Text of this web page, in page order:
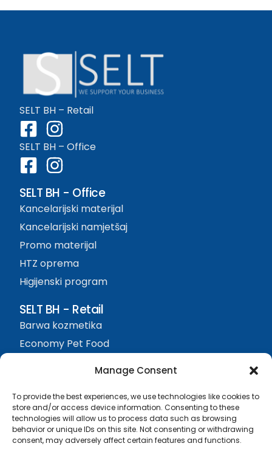
Manage Consent
To provide the best experiences, we use technologies like cookies to
store and/or access device information. Consenting to these
technologies will allow us to process data such as browsing
behavior or unique IDs on this site. Not consenting or withdrawing
consent, may adversely affect certain features and functions.
SELT BH – Retail
SELT BH – Office
SELT BH - Office
Kancelarijski materijal
Kancelarijski namjetšaj
Promo materijal
HTZ oprema
Higijenski program
SELT BH - Retail
Barwa kozmetika
Economy Pet Food
Sjedište firme
SELT BH d.o.o. Živinice
Visća Donja bb, 75270
+387 61 374 074